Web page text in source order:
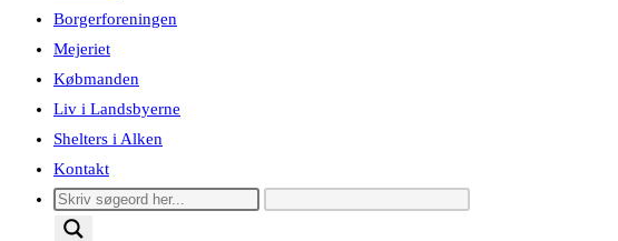
Borgerforeningen
Mejeriet
Købmanden
Liv i Landsbyerne
Shelters i Alken
Kontakt